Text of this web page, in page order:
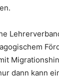
dann kann